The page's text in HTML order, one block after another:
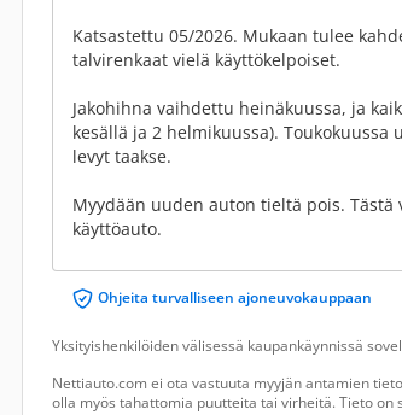
Katsastettu 05/2026. Mukaan tulee
talvirenkaat vielä käyttökelpoiset.
Jakohihna vaihdettu heinäkuussa, ja
kesällä ja 2 helmikuussa).
levyt taakse.
Myydään uuden auton tieltä pois.
käyttöauto.
Ohjeita turvalliseen ajoneuvokauppaan
Yksityishenkilöiden välisessä kaupankäynnissä
Nettiauto.com ei ota vastuuta myyjän antamien
olla myös tahattomia puutteita tai virheitä. Tieto on